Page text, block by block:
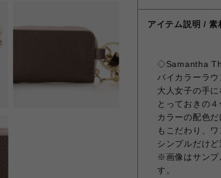
アイテム説明 / 素
◇Samantha
バイカラーラ
大人女子の手
とっておきの４
カラーの配色
もこだわり、ワ
シンプルだけ
※画像はサンプ
す。